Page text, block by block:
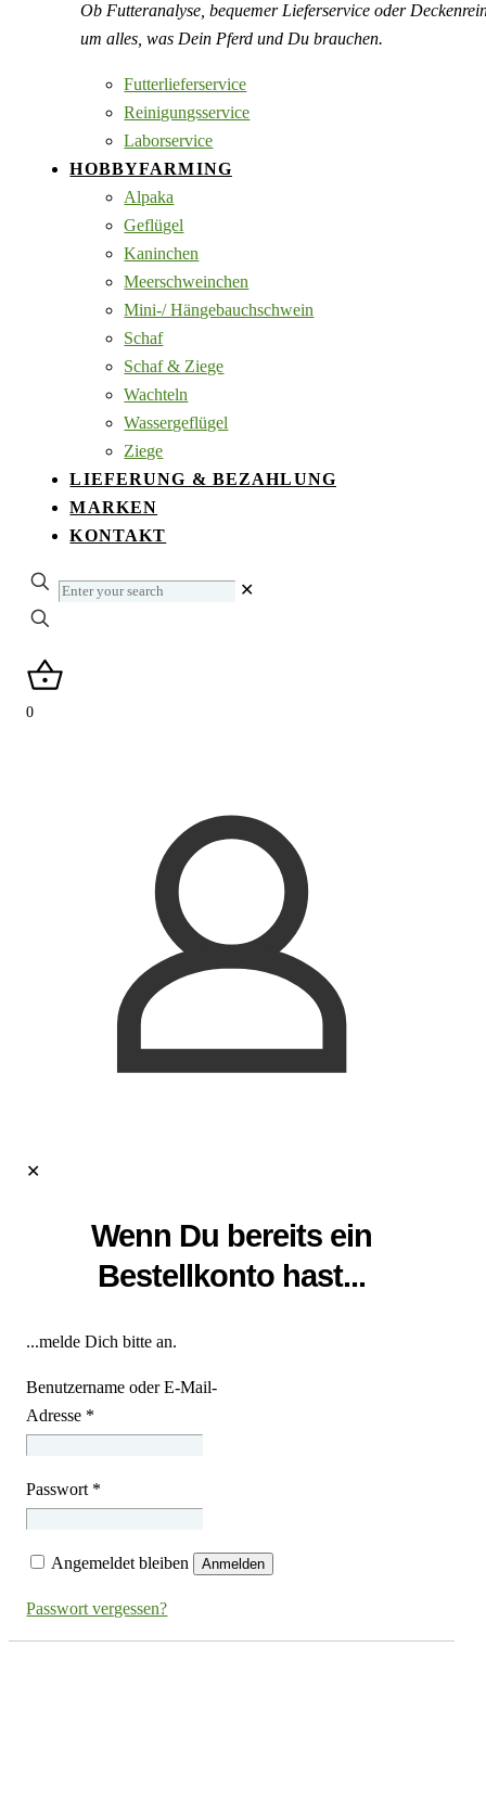
Ob Futteranalyse, bequemer Lieferservice oder
um alles, was Dein Pferd und Du brauchen.
Futterlieferservice
Reinigungsservice
Laborservice
HOBBYFARMING
Alpaka
Geflügel
Kaninchen
Meerschweinchen
Mini-/ Hängebauchschwein
Schaf
Schaf & Ziege
Wachteln
Wassergeflügel
Ziege
LIEFERUNG & BEZAHLUNG
MARKEN
KONTAKT
Enter
your
✕
0
✕
Wenn Du bereits ein
Bestellkonto hast...
...melde Dich bitte an.
Benutzername oder E-Mail-
Adresse *
Passwort *
Angemeldet bleiben Anmelden
Passwort vergessen?